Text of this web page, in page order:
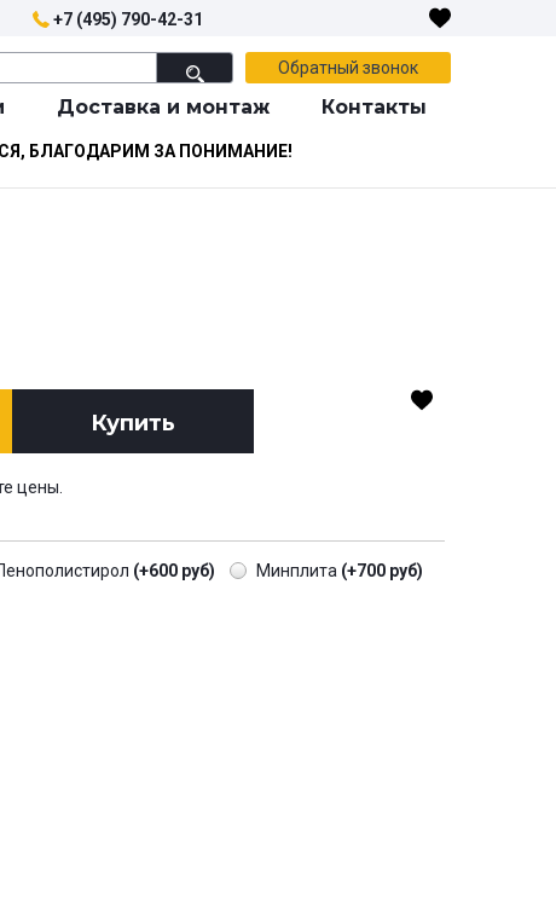
+7 (495) 790-42-31
Обратный звонок
Доставка и монтаж Контакты
БЛАГОДАРИМ ЗА ПОНИМАНИЕ!
Купить
цены.
(+600 руб) Минплита (+700 руб)